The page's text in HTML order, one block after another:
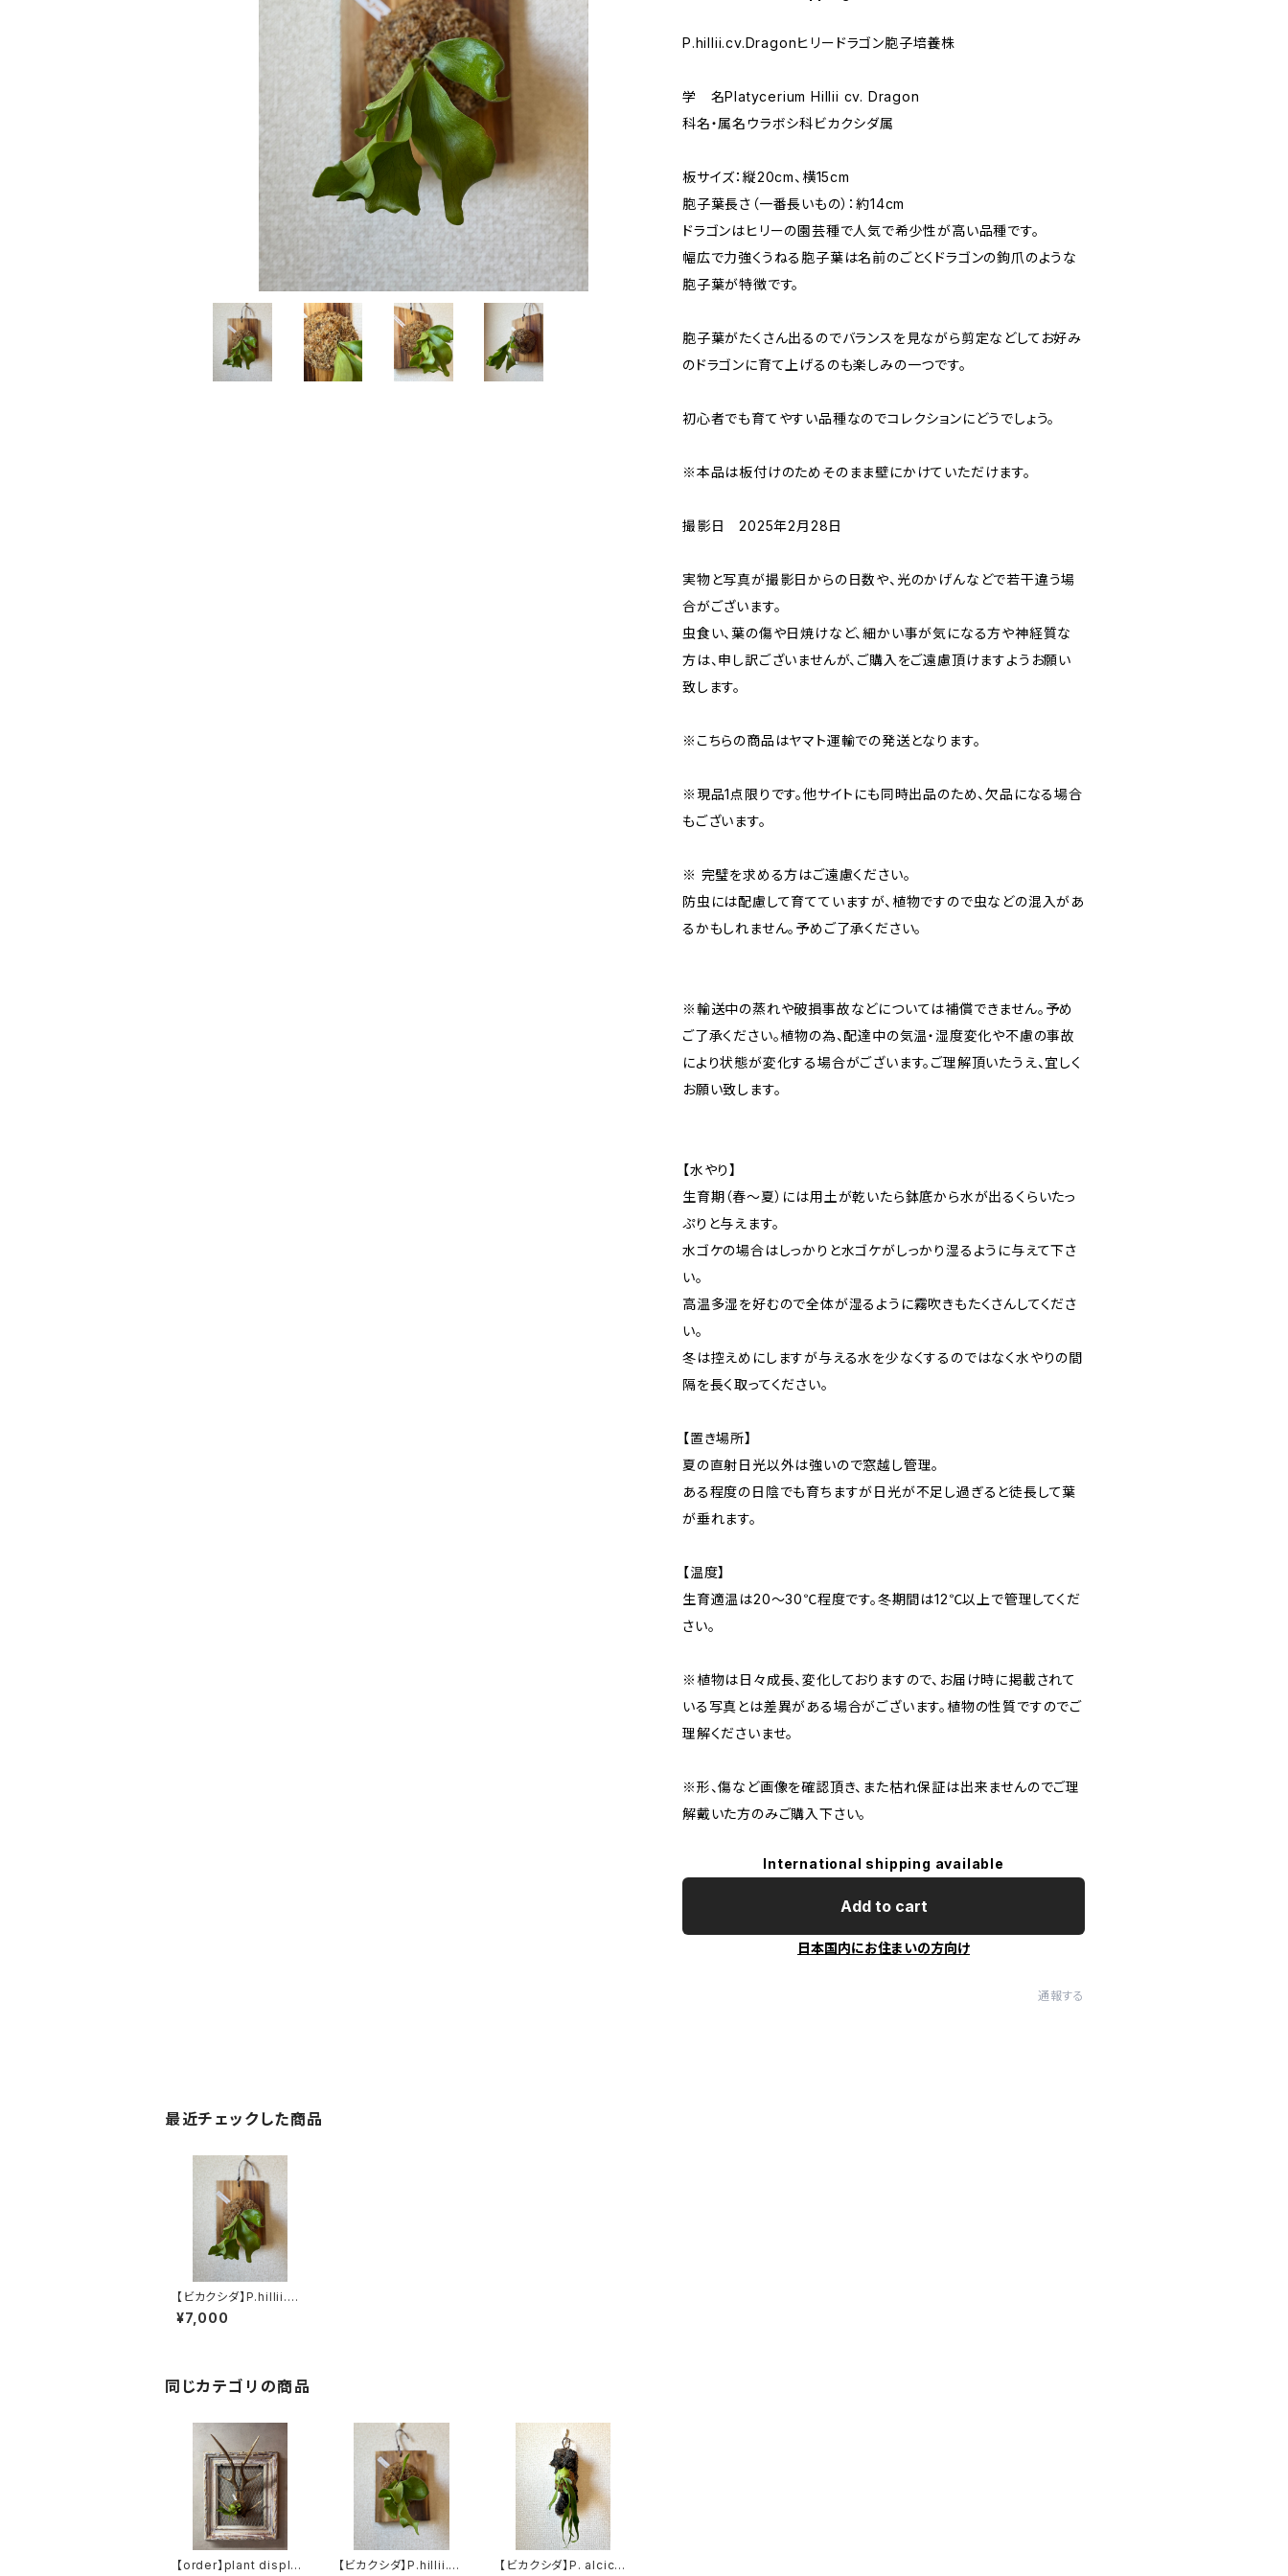
P.hillii.cv.Dragonヒリードラゴン胞子培養株
学 名Platycerium Hillii cv. Dragon
科名・属名ウラボシ科ビカクシダ属
板サイズ：縦20cm、横15cm
胞子葉長さ（一番長いもの）：約14cm
ドラゴンはヒリーの園芸種で人気で希少性が高い品種です。
幅広で力強くうねる胞子葉は名前のごとくドラゴンの鉤爪のような
胞子葉が特徴です。
胞子葉がたくさん出るのでバランスを見ながら剪定などしてお好み
のドラゴンに育て上げるのも楽しみの一つです。
初心者でも育てやすい品種なのでコレクションにどうでしょう。
※本品は板付けのためそのまま壁にかけていただけます。
撮影日 2025年2月28日
実物と写真が撮影日からの日数や、光のかげんなどで若干違う場
合がございます。
虫食い、葉の傷や日焼けなど、細かい事が気になる方や神経質な
方は、申し訳ございませんが、ご購入をご遠慮頂けますようお願い
致します。
※こちらの商品はヤマト運輸での発送となります。
※現品1点限りです。他サイトにも同時出品のため、欠品になる場合
もございます。
※ 完璧を求める方はご遠慮ください。
防虫には配慮して育てていますが、植物ですので虫などの混入があ
るかもしれません。予めご了承ください。
※輸送中の蒸れや破損事故などについては補償できません。予め
ご了承ください。植物の為、配達中の気温・湿度変化や不慮の事故
により状態が変化する場合がございます。ご理解頂いたうえ、宜しく
お願い致します。
【水やり】
生育期（春〜夏）には用土が乾いたら鉢底から水が出るくらいたっ
ぷりと与えます。
水ゴケの場合はしっかりと水ゴケがしっかり湿るように与えて下さ
い。
高温多湿を好むので全体が湿るように霧吹きもたくさんしてくださ
い。
冬は控えめにしますが与える水を少なくするのではなく水やりの間
隔を長く取ってください。
【置き場所】
夏の直射日光以外は強いので窓越し管理。
ある程度の日陰でも育ちますが日光が不足し過ぎると徒長して葉
が垂れます。
【温度】
生育適温は20〜30℃程度です。冬期間は12℃以上で管理してくだ
さい。
※植物は日々成長、変化しておりますので、お届け時に掲載されて
いる写真とは差異がある場合がございます。植物の性質ですのでご
理解くださいませ。
※形、傷など画像を確認頂き、また枯れ保証は出来ませんのでご理
解戴いた方のみご購入下さい。
International shipping available
Add to cart
日本国内にお住まいの方向け
通報する
最近チェックした商品
【ビカクシダ】P.hillii.c
v.Dragon ヒリードラゴ
ン p_dra_2
¥7,000
同じカテゴリの商品
【order】plant displa
【ビカクシダ】P.hillii.c
【ビカクシダ】P. alcico